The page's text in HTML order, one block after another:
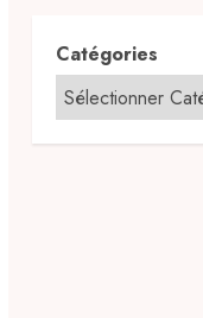
Catégories